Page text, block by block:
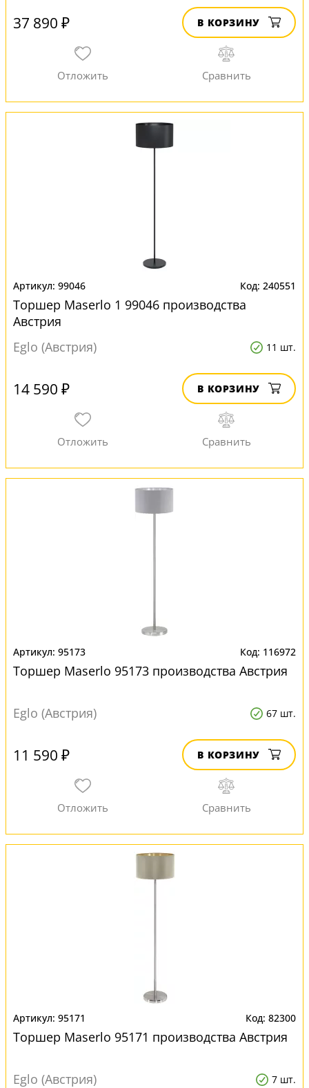
37 890 ₽ В КОРЗИНУ
99046 240551
Торшер Maserlo 1 99046 производства
Австрия
Eglo (Австрия)
11 шт.
14 590 ₽ В КОРЗИНУ
95173 116972
Торшер Maserlo 95173 производства Австрия
Eglo (Австрия) 67 шт.
11 590 ₽ В КОРЗИНУ
95171 82300
Торшер Maserlo 95171 производства Австрия
Eglo (Австрия) 7 шт.